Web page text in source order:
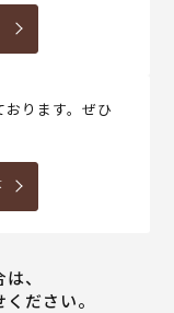
ります。ぜひ
、
ださい。